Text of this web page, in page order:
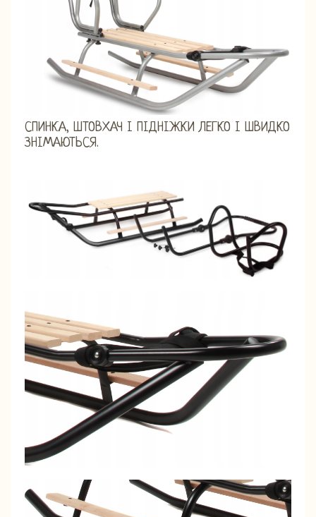
СПИНКА, ШТОВХАЧ І ПІДНІЖКИ ЛЕГКО І ШВИДКО
ЗНІМАЮТЬСЯ.